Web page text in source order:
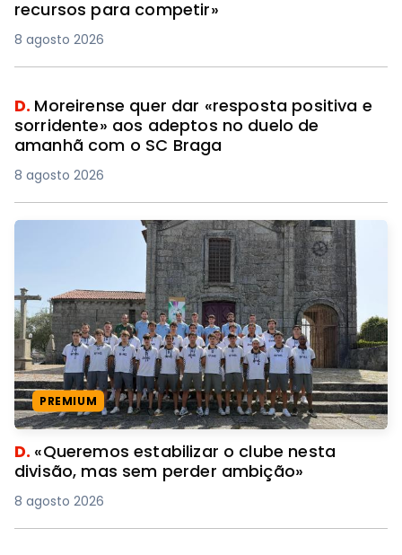
recursos para competir»
8 agosto 2026
D. Moreirense quer dar «resposta positiva e
sorridente» aos adeptos no duelo de
amanhã com o SC Braga
8 agosto 2026
PREMIUM
D. «Queremos estabilizar o clube nesta
divisão, mas sem perder ambição»
8 agosto 2026